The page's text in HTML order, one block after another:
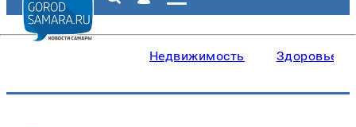
Недвижимость Здоровье